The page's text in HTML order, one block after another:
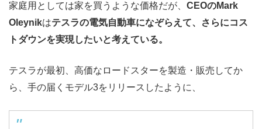
家庭用としては家を買うような価格だが、 CEOのMark
Oleynikはテスラの電気自動車になぞらえて、さらにコス
トダウンを実現したいと考えている。
テスラが最初、高価なロードスターを製造・販売してか
ら、手の届くモデル3をリリースしたように、